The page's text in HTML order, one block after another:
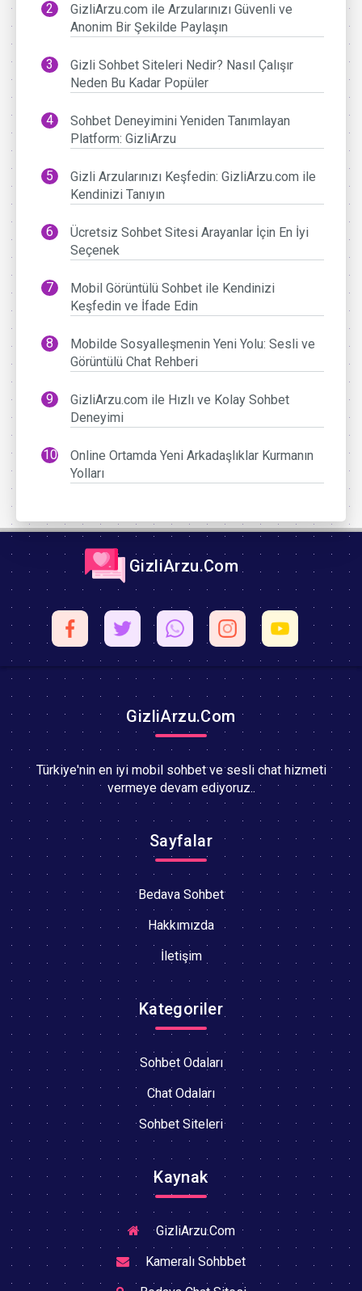
GizliArzu.com ile Arzularınızı Güvenli ve
Anonim Bir Şekilde Paylaşın
Gizli Sohbet Siteleri Nedir? Nasıl Çalışır
Neden Bu Kadar Popüler
Sohbet Deneyimini Yeniden Tanımlayan
Platform: GizliArzu
Gizli Arzularınızı Keşfedin: GizliArzu.com ile
Kendinizi Tanıyın
Ücretsiz Sohbet Sitesi Arayanlar İçin En İyi
Seçenek
Mobil Görüntülü Sohbet ile Kendinizi
Keşfedin ve İfade Edin
Mobilde Sosyalleşmenin Yeni Yolu: Sesli ve
Görüntülü Chat Rehberi
GizliArzu.com ile Hızlı ve Kolay Sohbet
Deneyimi
Online Ortamda Yeni Arkadaşlıklar Kurmanın
Yolları
GizliArzu.Com
GizliArzu.Com
Türkiye'nin en iyi mobil sohbet ve sesli chat hizmeti
vermeye devam ediyoruz..
Sayfalar
Bedava Sohbet
Hakkımızda
İletişim
Kategoriler
Sohbet Odaları
Chat Odaları
Sohbet Siteleri
Kaynak
GizliArzu.Com
Kameralı Sohbbet